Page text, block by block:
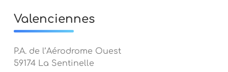
Valenciennes
P.A. de l’Aérodrome Ouest
59174 La Sentinelle